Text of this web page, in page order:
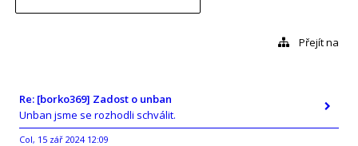
Přejít na
Re: [borko369] Zadost o unban
Unban jsme se rozhodli schválit.
Col, 15 zář 2024 12:09